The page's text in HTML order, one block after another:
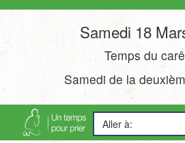
Samedi 18
Temps du
Samedi de la
Aller à: